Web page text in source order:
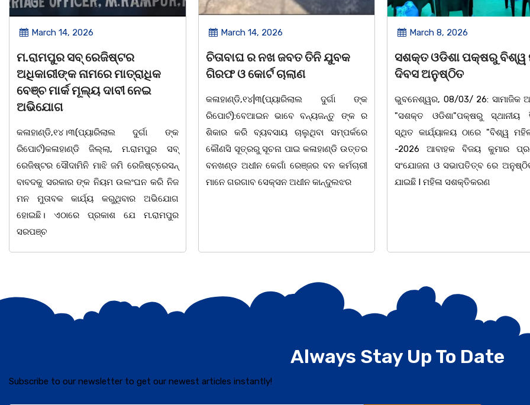
March 14, 2026
ଚିତାବାଘ ର ନଖ ଜବତ ତିନି ଯୁବକ
ଗିରଫ ଓ କୋର୍ଟ ଚାଲାଣ
କଳାହାଣ୍ଡି,୧୪|୩(ପ୍ୟାରିଲାଲ ଦୁର୍ଗା ଙ୍କ
ଶିକାର କରି ବ୍ୟବସାୟ ଚାଲୁଥିବା ସମ୍ପର୍କରେ
କୌଣସି ସୂତ୍ରରୁ ସୂଚନା ପାଇ କଳାହାଣ୍ଡି ଉତ୍ତର
ବନଖଣ୍ଡ ଅଧୀନ କେଗାଁ ରେଞ୍ଜର ବନ କର୍ମଚାରୀ
ମାନେ ଗରଗାବ ସେକ୍ସନ ଅଧୀନ କାନ୍ଦୁଲଝର
March 8, 2026
ସଶକ୍ତ ଓଡିଶା ପକ୍ଷରୁ ବିଶ୍ୱ ମହିଳା
ଦିବସ ଅନୁଷ୍ଠିତ
ଭୁବନେଶ୍ୱର, 08/03/ 26: ସାମାଜିକ ଅନୁଷ୍ଠାନ
"ସଶକ୍ତ ଓଡିଶା"ପକ୍ଷରୁ ସ୍ଥାନୀୟ ସିଆରପି
ସ୍ଥିତ କାର୍ଯ୍ୟାଳୟ ଠାରେ "ବିଶ୍ୱ ମହିଳା ଦିବସ
-2026 ଆବାହକ ବିଜୟ କୁମାର ପ୍ରଧାନଙ୍କ
ସଂଯୋଜନା ଓ ସଭାପତିତ୍ବ ରେ ଅନୁଷ୍ଠିତ ହୋଇ
ଯାଇଛି l ମହିଳା ସଶକ୍ତିକରଣ
March 8, 2026
ଆନ୍ତର୍ଜାତୀୟ ମହିଳା ଦିବସ
ଉପଲକ୍ଷେ ନାଟକ ‘ଖାଣ୍ଟି ସୁନା’
ଚିଲିକା: ଆନ୍ତର୍ଜାତୀୟ ମହିଳା
ଅବସରରେ ବାଲୁଗାଁସ୍ଥିତ ମା'
ନିକେତନ ର ଓଡ଼ିଆ ଅସ୍ମିତା ଉପରେ
ନାଟକ "ଖାଣ୍ଟି ସୁନା" ଗୈ।ରୀ
ପ୍ରତିଷ୍ଠାନ, ଖୋର୍ଦ୍ଧା ଆନୁକୁଲ୍ୟରେ
ହୋଇଯାଇଛି। ଡ଼ଃ ପ୍ରଦୀପ ଭୈମିକ ଙ୍କ
Always Stay Up To Date
Subscribe to our newsletter to get our newest articles instantly!